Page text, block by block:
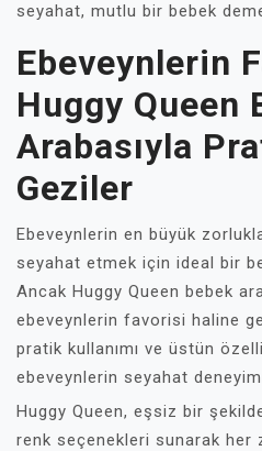
seyahat, mutlu bir bebek
Ebeveynlerin
Huggy Queen
Arabasıyla
Geziler
Ebeveynlerin en büyük
seyahat etmek için ideal bir
Ancak Huggy Queen bebek
ebeveynlerin favorisi haline
pratik kullanımı ve üstün
ebeveynlerin seyahat
Huggy Queen, eşsiz bir
renk seçenekleri sunarak her